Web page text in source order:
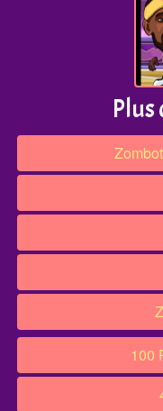
Plus
100